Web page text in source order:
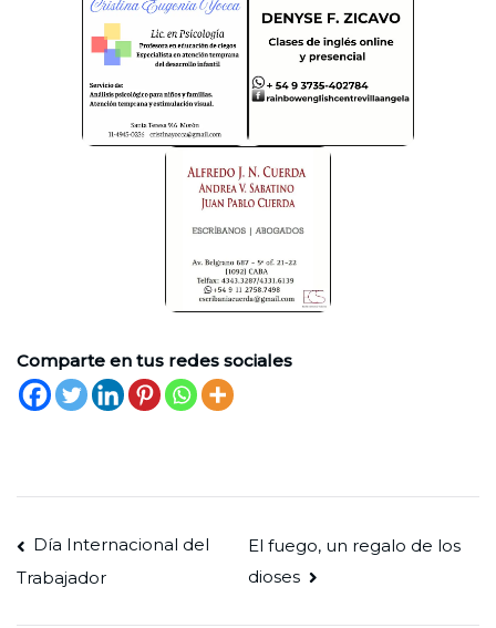
Comparte en tus redes sociales
Navegación
de
Día Internacional del
Trabajador
El fuego, un regalo de los
dioses